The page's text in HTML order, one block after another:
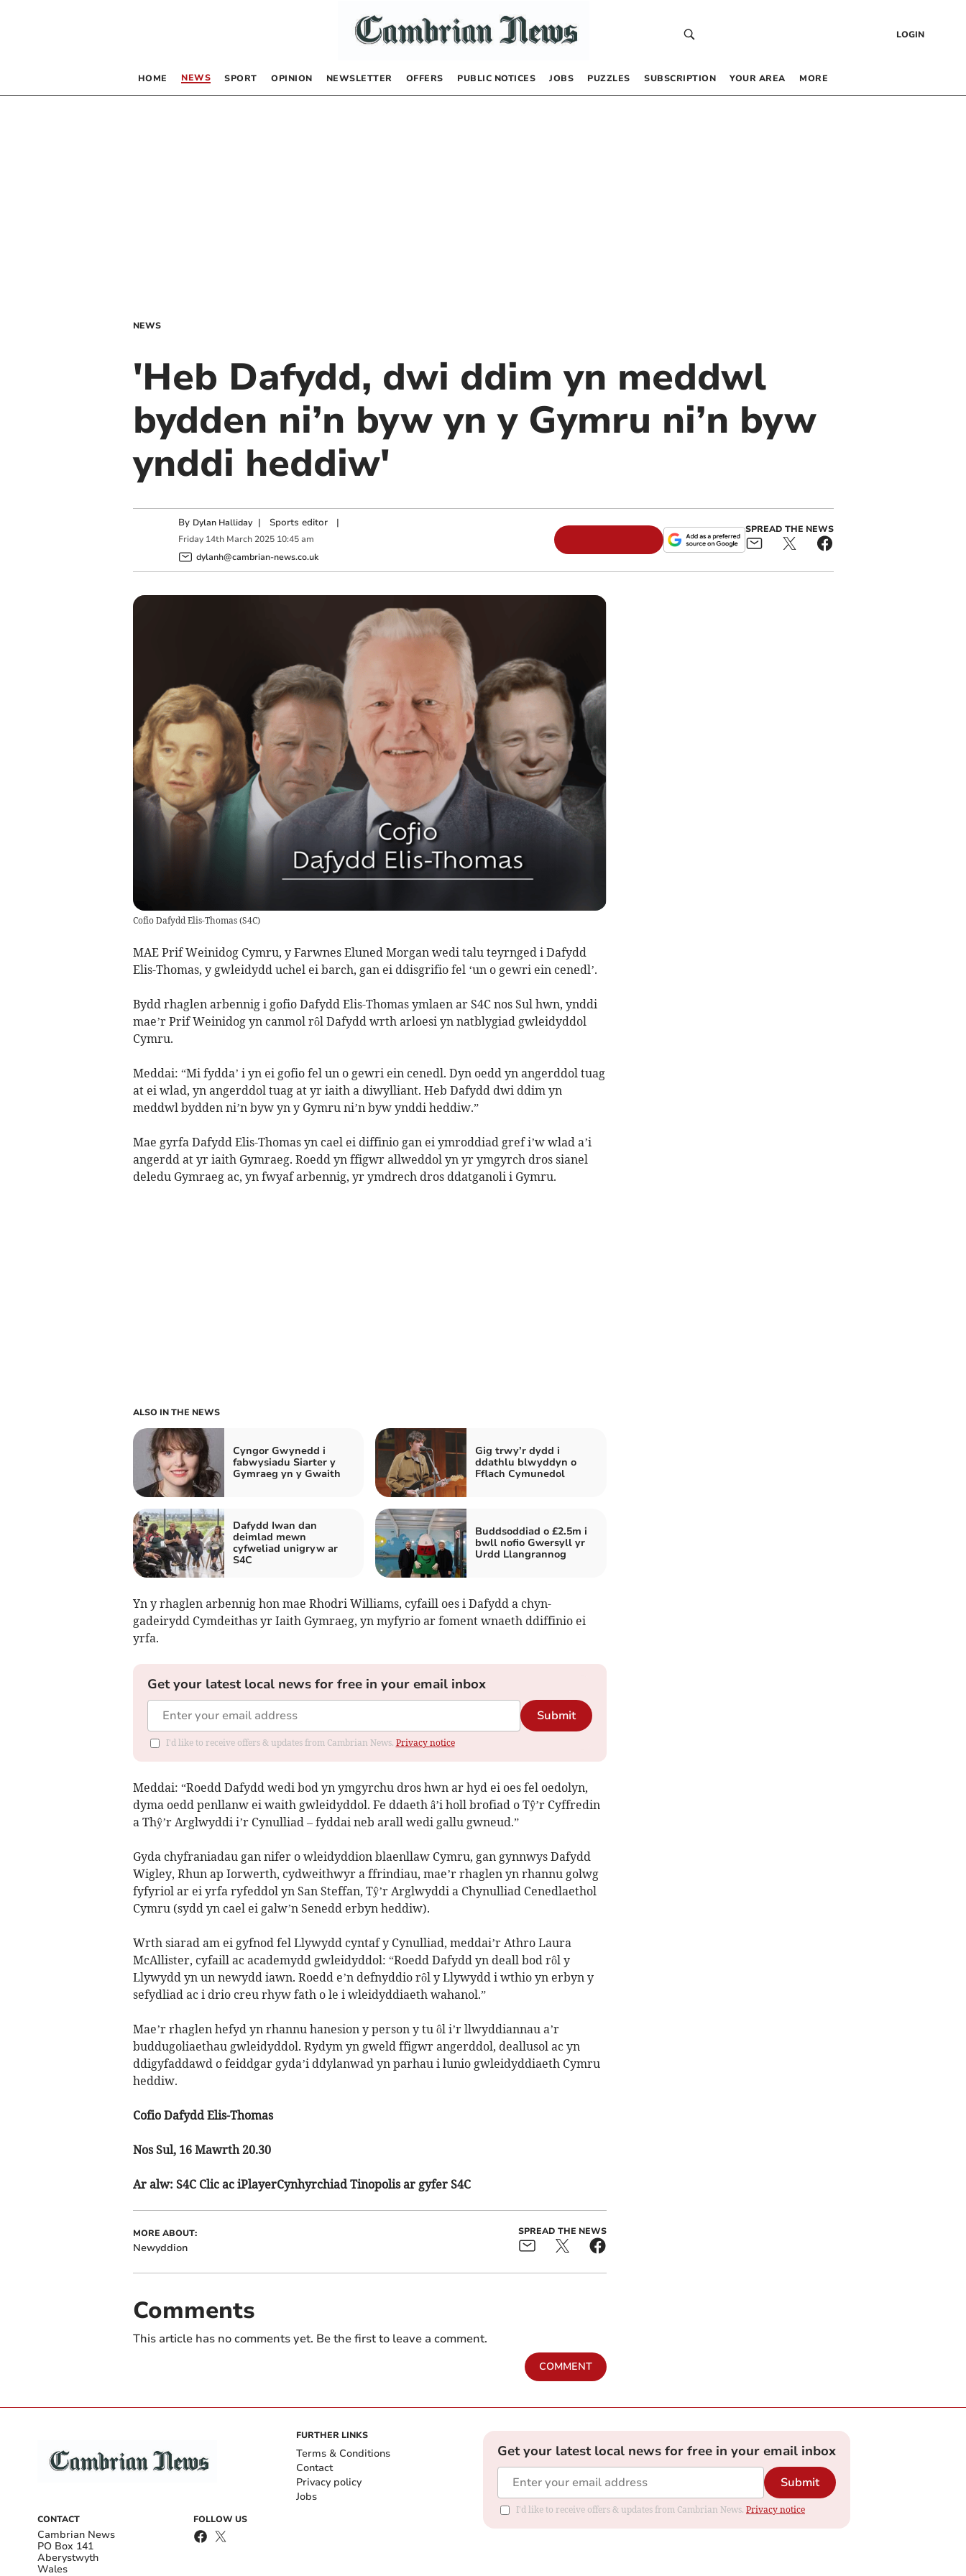
LOGIN
HOME NEWS SPORT OPINION NEWSLETTER OFFERS PUBLIC NOTICES JOBS PUZZLES SUBSCRIPTION YOUR AREA MORE
NEWS
'Heb Dafydd, dwi ddim yn meddwl
bydden ni’n byw yn y Gymru ni’n byw
ynddi heddiw'
By Dylan Halliday | Sports editor|
Friday 14th March 2025 10:45 am
dylanh@cambrian-news.co.uk
SPREAD THE NEWS
Cofio Dafydd Elis-Thomas(S4C)
MAE Prif Weinidog Cymru, y Farwnes Eluned Morgan wedi talu teyrnged i Dafydd
Elis-Thomas, y gwleidydd uchel ei barch, gan ei ddisgrifio fel ‘un o gewri ein cenedl’.
Bydd rhaglen arbennig i gofio Dafydd Elis-Thomas ymlaen ar S4C nos Sul hwn, ynddi
mae’r Prif Weinidog yn canmol rôl Dafydd wrth arloesi yn natblygiad gwleidyddol
Cymru.
Meddai: “Mi fydda’ i yn ei gofio fel un o gewri ein cenedl. Dyn oedd yn angerddol tuag
at ei wlad, yn angerddol tuag at yr iaith a diwylliant. Heb Dafydd dwi ddim yn
meddwl bydden ni’n byw yn y Gymru ni’n byw ynddi heddiw.”
Mae gyrfa Dafydd Elis-Thomas yn cael ei diffinio gan ei ymroddiad gref i’w wlad a’i
angerdd at yr iaith Gymraeg. Roedd yn ffigwr allweddol yn yr ymgyrch dros sianel
deledu Gymraeg ac, yn fwyaf arbennig, yr ymdrech dros ddatganoli i Gymru.
ALSO IN THE NEWS
Cyngor Gwynedd i
fabwysiadu Siarter y
Gymraeg yn y Gwaith
Gig trwy’r dydd i
ddathlu blwyddyn o
Fflach Cymunedol
Dafydd Iwan dan
deimlad mewn
cyfweliad unigryw ar
S4C
Buddsoddiad o £2.5m i
bwll nofio Gwersyll yr
Urdd Llangrannog
Yn y rhaglen arbennig hon mae Rhodri Williams, cyfaill oes i Dafydd a chyn-
gadeirydd Cymdeithas yr Iaith Gymraeg, yn myfyrio ar foment wnaeth ddiffinio ei
yrfa.
Get your latest local news for free in your email inbox
Submit
I'd like to receive offers & updates from Cambrian News. Privacy notice
Meddai: “Roedd Dafydd wedi bod yn ymgyrchu dros hwn ar hyd ei oes fel oedolyn,
dyma oedd penllanw ei waith gwleidyddol. Fe ddaeth â’i holl brofiad o Tŷ’r Cyffredin
a Thŷ’r Arglwyddi i’r Cynulliad – fyddai neb arall wedi gallu gwneud.”
Gyda chyfraniadau gan nifer o wleidyddion blaenllaw Cymru, gan gynnwys Dafydd
Wigley, Rhun ap Iorwerth, cydweithwyr a ffrindiau, mae’r rhaglen yn rhannu golwg
fyfyriol ar ei yrfa ryfeddol yn San Steffan, Tŷ’r Arglwyddi a Chynulliad Cenedlaethol
Cymru (sydd yn cael ei galw’n Senedd erbyn heddiw).
Wrth siarad am ei gyfnod fel Llywydd cyntaf y Cynulliad, meddai’r Athro Laura
McAllister, cyfaill ac academydd gwleidyddol: “Roedd Dafydd yn deall bod rôl y
Llywydd yn un newydd iawn. Roedd e’n defnyddio rôl y Llywydd i wthio yn erbyn y
sefydliad ac i drio creu rhyw fath o le i wleidyddiaeth wahanol.”
Mae’r rhaglen hefyd yn rhannu hanesion y person y tu ôl i’r llwyddiannau a’r
buddugoliaethau gwleidyddol. Rydym yn gweld ffigwr angerddol, deallusol ac yn
ddigyfaddawd o feiddgar gyda’i ddylanwad yn parhau i lunio gwleidyddiaeth Cymru
heddiw.
Cofio Dafydd Elis-Thomas
Nos Sul, 16 Mawrth 20.30
Ar alw: S4C Clic ac iPlayerCynhyrchiad Tinopolis ar gyfer S4C
MORE ABOUT:
Newyddion
SPREAD THE NEWS
Comments
This article has no comments yet. Be the first to leave a comment.
COMMENT
CONTACT
Cambrian News
PO Box 141
Aberystwyth
Wales
FOLLOW US
FURTHER LINKS
Terms & Conditions
Contact
Privacy policy
Jobs
Get your latest local news for free in your email inbox
Submit
I'd like to receive offers & updates from Cambrian News. Privacy notice